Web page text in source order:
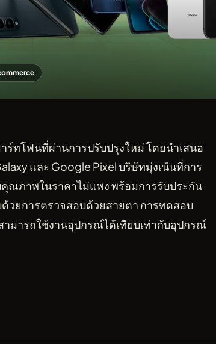
ทโฟนที่ผ่านการปรับปรุงใหม่ โดยนำเสนอ
และ Google Pixel บริษัทมุ่งเน้นที่การ
ภาพในราคาไม่แพง พร้อมการรับประกัน
ยการตรวจสอบด้วยสายตา การทดสอบ
มารถใช้งานอุปกรณ์ได้เทียบเท่ากับอุปกรณ์